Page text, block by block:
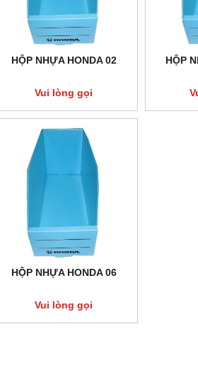
THÙNG CARTON NHỰA 07
Vui lòng gọi
HỘP NHỰA HONDA 02
Vui lòng gọi
HỘP
HỘP NHỰA HONDA 06
Vui lòng gọi